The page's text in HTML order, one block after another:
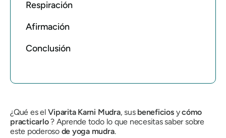
Respiración
Afirmación
Conclusión
¿Qué es elViparita Karni Mudra, sus beneficiosycómo
practicarlo? Aprende todo lo que necesitas saber sobre
este poderoso de yoga mudra.